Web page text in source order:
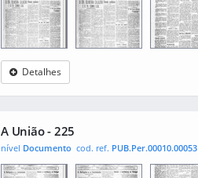
A União 0001 0002
Detalhes
A União - 225
nível Documento cod. ref. PUB.Per.00010.00053